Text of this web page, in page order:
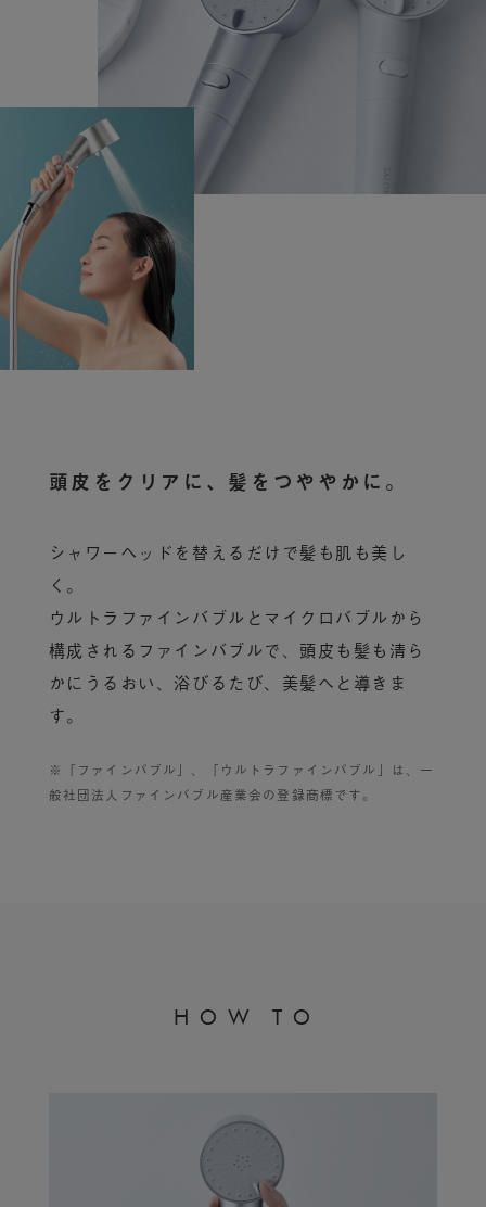
頭皮をクリアに、髪をつややかに。​
シャワーヘッドを替えるだけで髪も肌も美し
く。
ウルトラファインバブルとマイクロバブルから
構成されるファインバブルで、頭皮も髪も清ら
かにうるおい、浴びるたび、美髪へと導きま
す。
※「ファインバブル」、「ウルトラファインバブル」は、一
般社団法人ファインバブル産業会の登録商標です。​
H O W T O